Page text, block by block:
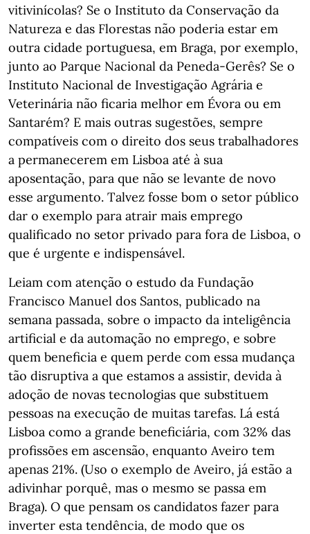
vitivinícolas? Se o Instituto da Conservação da
Natureza e das Florestas não poderia estar em
outra cidade portuguesa, em Braga, por exemplo,
junto ao Parque Nacional da Peneda-Gerês? Se o
Instituto Nacional de Investigação Agrária e
Veterinária não ficaria melhor em Évora ou em
Santarém? E mais outras sugestões, sempre
compatíveis com o direito dos seus trabalhadores
a permanecerem em Lisboa até à sua
aposentação, para que não se levante de novo
esse argumento. Talvez fosse bom o setor público
dar o exemplo para atrair mais emprego
qualificado no setor privado para fora de Lisboa, o
que é urgente e indispensável.
Leiam com atenção o estudo da Fundação
Francisco Manuel dos Santos, publicado na
semana passada, sobre o impacto da inteligência
artificial e da automação no emprego, e sobre
quem beneficia e quem perde com essa mudança
tão disruptiva a que estamos a assistir, devida à
adoção de novas tecnologias que substituem
pessoas na execução de muitas tarefas. Lá está
Lisboa como a grande beneficiária, com 32% das
profissões em ascensão, enquanto Aveiro tem
apenas 21%. (Uso o exemplo de Aveiro, já estão a
adivinhar porquê, mas o mesmo se passa em
Braga). O que pensam os candidatos fazer para
inverter esta tendência, de modo que os